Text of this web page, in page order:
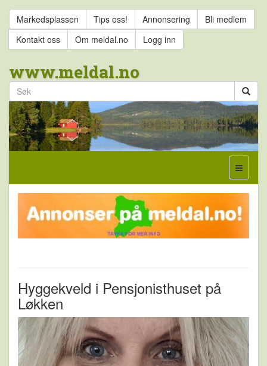
Markedsplassen Tips oss! Annonsering
Bli medlem
Kontakt oss
Om meldal.no Logg inn
www.meldal.no
Hyggekveld i Pensjonisthuset på
Løkken